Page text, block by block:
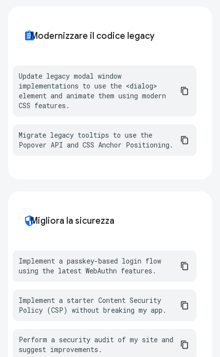
assignmentModernizzare il codice legacy
Update legacy modal window
implementations to use the <dialog>
element and animate them using modern
CSS features.
Migrate legacy tooltips to use the
Popover API and CSS Anchor Positioning.
securityMigliora la sicurezza
Implement a passkey-based login flow
using the latest WebAuthn features.
Implement a starter Content Security
Policy (CSP) without breaking my app.
Perform a security audit of my site and
suggest improvements.